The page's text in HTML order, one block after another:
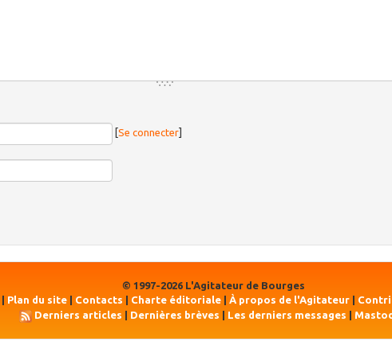
[Se connecter]
© 1997-2026 L'Agitateur de Bourges
Plan du site Contacts Charte éditoriale À propos de l'Agitateur
Derniers articles
Dernières brèves Les derniers messages